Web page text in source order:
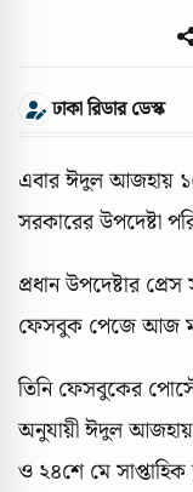
ঢাকা রিডার ডেস্ক
এবার ঈদুল আজহায় ১০
সরকারের উপদেষ্টা
প্রধান উপদেষ্টার
ফেসবুক পেজে আজ
তিনি ফেসবুকের
অনুযায়ী ঈদুল আজহায়
ও ২৪শে মে